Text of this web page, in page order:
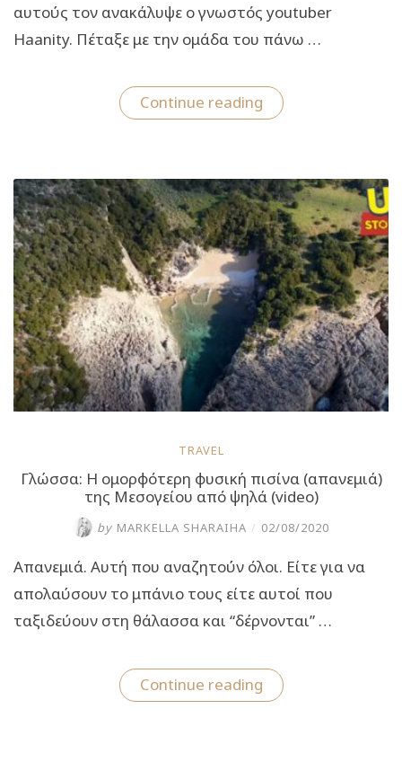
αυτούς τον ανακάλυψε ο γνωστός youtuber
Haanity. Πέταξε με την ομάδα του πάνω …
Continue reading“Η
Λίμνη
άσ(χ)ημη
δίδυμη
παραλία
της
διάσημης
Βοϊδοκοιλιάς
με
το
παράξενο
όνομα
(video)”
TRAVEL
Γλώσσα: Η ομορφότερη φυσική πισίνα (απανεμιά)
της Μεσογείου από ψηλά (video)
by MARKELLA SHARAIHA / 02/08/2020
Απανεμιά. Αυτή που αναζητούν όλοι. Είτε για να
απολαύσουν το μπάνιο τους είτε αυτοί που
ταξιδεύουν στη θάλασσα και “δέρνονται” …
Continue reading“Γλώσσα:
Η